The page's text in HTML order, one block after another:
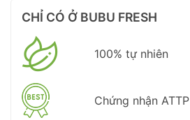
CHỈ CÓ Ở BUBU FRESH
100% tự nhiên
Chứng nhận ATTP